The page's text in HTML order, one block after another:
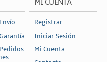
MI CUENTA
Registrar
Iniciar Sesión
Mi Cuenta